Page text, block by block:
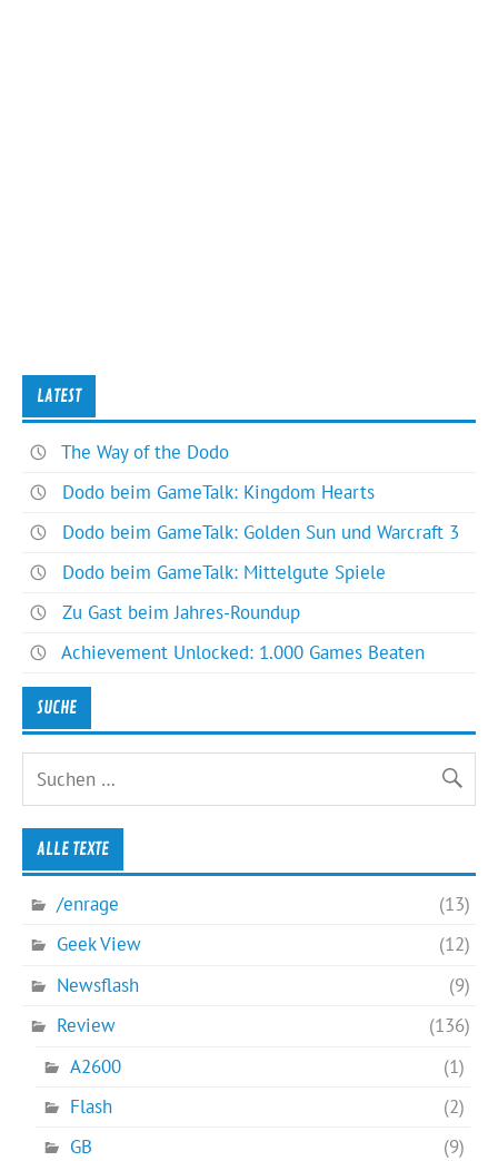
LATEST
The Way of the Dodo
Dodo beim GameTalk: Kingdom Hearts
Dodo beim GameTalk: Golden Sun und Warcraft 3
Dodo beim GameTalk: Mittelgute Spiele
Zu Gast beim Jahres-Roundup
Achievement Unlocked: 1.000 Games Beaten
SUCHE
ALLE TEXTE
/enrage
(13)
Geek View
(12)
Newsflash
(9)
Review
(136)
A2600
(1)
Flash
(2)
GB
(9)